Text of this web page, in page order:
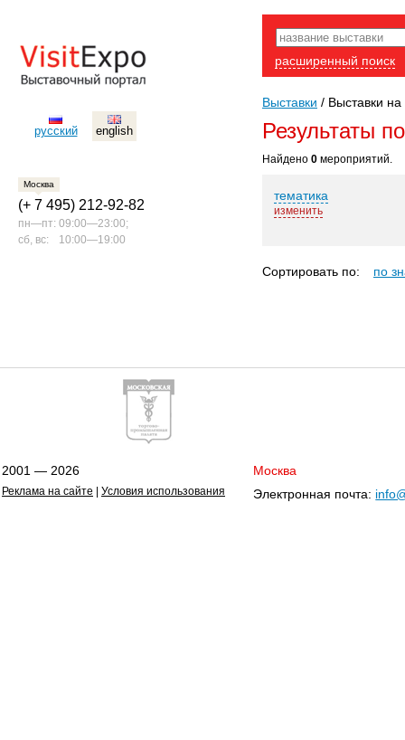
русский english
Москва
(+ 7 495) 212-92-82
пн—пт: 09:00—23:00;
сб, вс:
10:00—19:00
расширенный поиск
Выставки / Выставки на
Результаты
Найдено 0 мероприятий.
тематика
изменить
Сортировать по: по
2001 — 2026
Реклама на сайте Условия использования
Москва
Электронная почта: